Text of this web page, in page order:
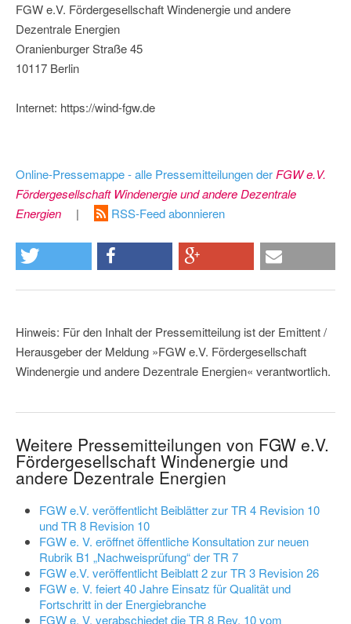
FGW e.V. Fördergesellschaft Windenergie und andere
Dezentrale Energien
Oranienburger Straße 45
10117 Berlin
Internet: https://wind-fgw.de
Online-Pressemappe - alle Pressemitteilungen derFGW e.V.
Fördergesellschaft Windenergie und andere Dezentrale
Energien
| RSS-Feed abonnieren
Hinweis: Für den Inhalt der Pressemitteilung ist der Emittent /
Herausgeber der Meldung »FGW e.V. Fördergesellschaft
Windenergie und andere Dezentrale Energien« verantwortlich.
Weitere Pressemitteilungen von FGW e.V.
Fördergesellschaft Windenergie und
andere Dezentrale Energien
FGW e.V. veröffentlicht Beiblätter zur TR 4 Revision 10
und TR 8 Revision 10
FGW e. V. eröffnet öffentliche Konsultation zur neuen
Rubrik B1 „Nachweisprüfung“ der TR 7
FGW e.V. veröffentlicht Beiblatt 2 zur TR 3 Revision 26
FGW e. V. feiert 40 Jahre Einsatz für Qualität und
Fortschritt in der Energiebranche
FGW e. V. verabschiedet die TR 8 Rev. 10 vom